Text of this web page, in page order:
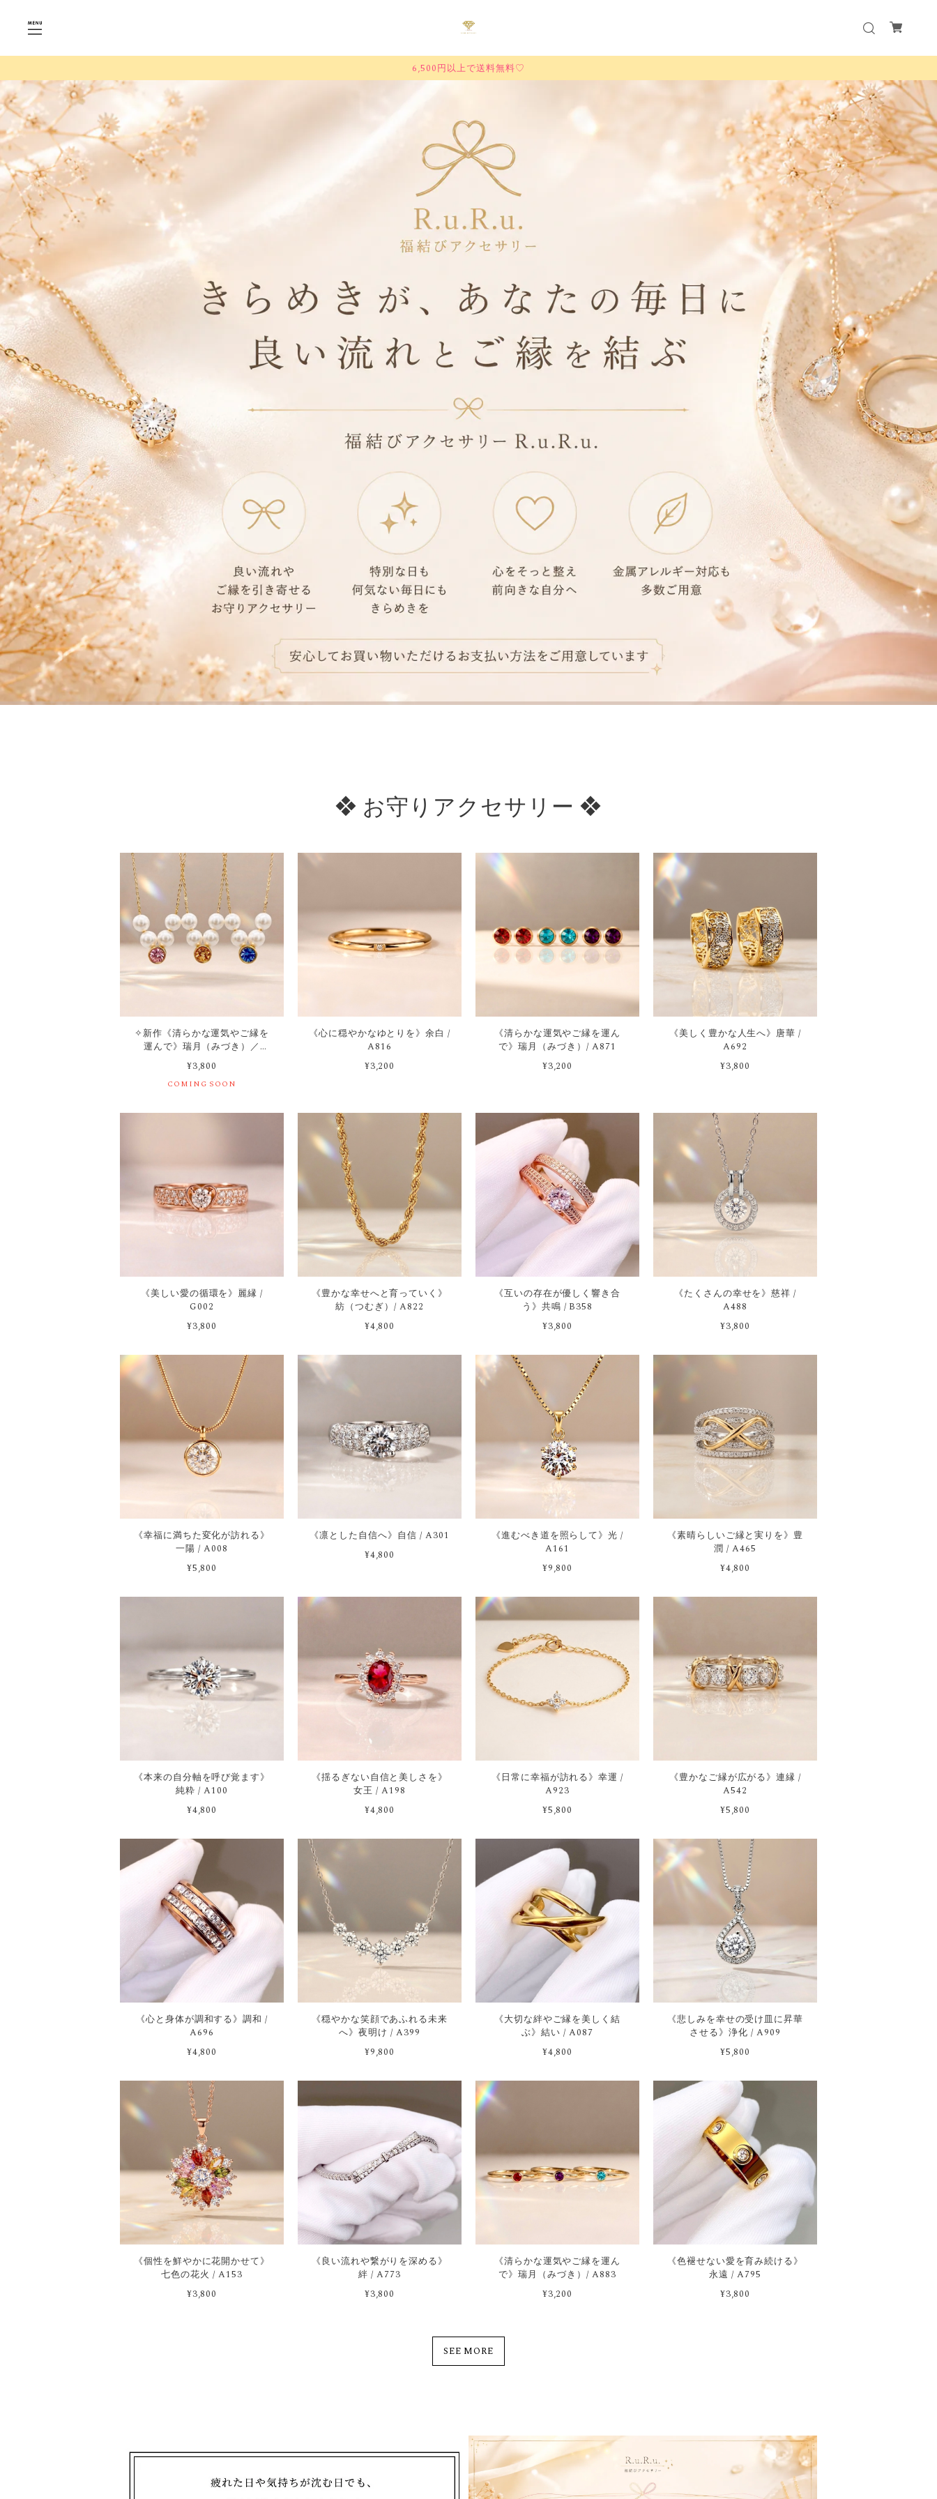
6,500円以上で送料無料♡
❖ お守りアクセサリー ❖
✧新作《清らかな運気やご縁を
運んで》瑞月（みづき）／
T006
¥3,800
COMING SOON
《心に穏やかなゆとりを》余白 /
A816
¥3,200
《清らかな運気やご縁を運ん
で》瑞月（みづき）/ A871
¥3,200
《美しく豊かな人生へ》唐華 /
A692
¥3,800
《美しい愛の循環を》麗縁 /
G002
¥3,800
《豊かな幸せへと育っていく》
紡（つむぎ）/ A822
¥4,800
《互いの存在が優しく響き合
う》共鳴 / B358
¥3,800
《たくさんの幸せを》慈祥 /
A488
¥3,800
《幸福に満ちた変化が訪れる》
一陽 / A008
¥5,800
《凛とした自信へ》自信 / A301
¥4,800
《進むべき道を照らして》光 /
A161
¥9,800
《素晴らしいご縁と実りを》豊
潤 / A465
¥4,800
《本来の自分軸を呼び覚ます》
純粋 / A100
¥4,800
《揺るぎない自信と美しさを》
女王 / A198
¥4,800
《日常に幸福が訪れる》幸運 /
A923
¥5,800
《豊かなご縁が広がる》連縁 /
A542
¥5,800
《心と身体が調和する》調和 /
A696
¥4,800
《穏やかな笑顔であふれる未来
へ》夜明け / A399
¥9,800
《大切な絆やご縁を美しく結
ぶ》結い / A087
¥4,800
《悲しみを幸せの受け皿に昇華
させる》浄化 / A909
¥5,800
《個性を鮮やかに花開かせて》
七色の花火 / A153
¥3,800
《良い流れや繋がりを深める》
絆 / A773
¥3,800
《清らかな運気やご縁を運ん
で》瑞月（みづき）/ A883
¥3,200
《色褪せない愛を育み続ける》
永遠 / A795
¥3,800
SEE MORE